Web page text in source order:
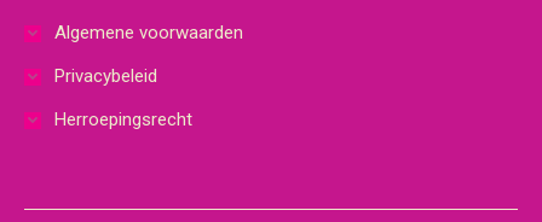
Algemene voorwaarden
Privacybeleid
Herroepingsrecht